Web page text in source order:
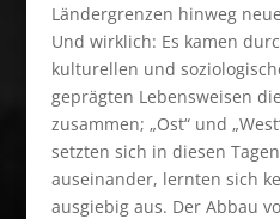
Ländergrenzen hinweg
Und wirklich: Es kamen
kulturellen und
geprägten Lebensweisen
zusammen; „Ost“ und
setzten sich in diesen
auseinander, lernten sich
ausgiebig aus. Der Abbau